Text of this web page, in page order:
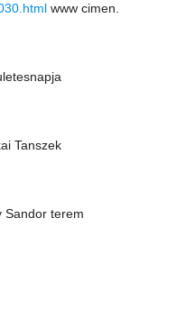
www cimen.
Tanszek
Sandor terem